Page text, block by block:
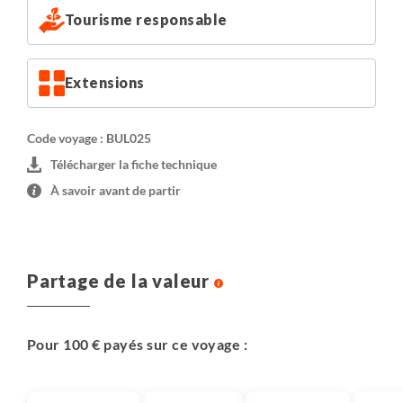
Tourisme responsable
Extensions
Code voyage : BUL025
Télécharger la fiche technique
À savoir avant de partir
Partage de la valeur
Pour 100 € payés sur ce voyage :